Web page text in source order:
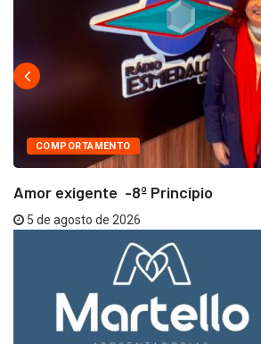
COMPORTAMENTO
Amor exigente -8º Princípio
5 de agosto de 2026